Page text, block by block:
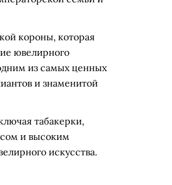
короны, которая
ювелирного
из самых ценных
и знаменитой
табакерки,
и высоким
искусства.